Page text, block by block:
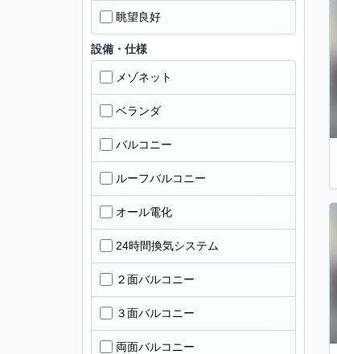
眺望良好
設備・仕様
メゾネット
ベランダ
バルコニー
ルーフバルコニー
オール電化
24時間換気システム
２面バルコニー
３面バルコニー
両面バルコニー